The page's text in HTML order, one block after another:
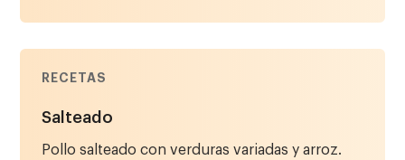
RECETAS
Salteado
Pollo salteado con verduras variadas y arroz.